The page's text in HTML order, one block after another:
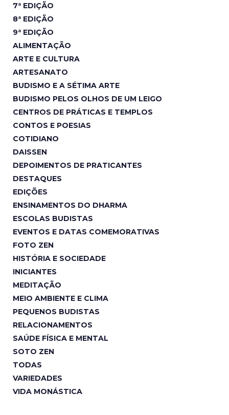
7ª EDIÇÃO
8ª EDIÇÃO
9ª EDIÇÃO
ALIMENTAÇÃO
ARTE E CULTURA
ARTESANATO
BUDISMO E A SÉTIMA ARTE
BUDISMO PELOS OLHOS DE UM LEIGO
CENTROS DE PRÁTICAS E TEMPLOS
CONTOS E POESIAS
COTIDIANO
DAISSEN
DEPOIMENTOS DE PRATICANTES
DESTAQUES
EDIÇÕES
ENSINAMENTOS DO DHARMA
ESCOLAS BUDISTAS
EVENTOS E DATAS COMEMORATIVAS
FOTO ZEN
HISTÓRIA E SOCIEDADE
INICIANTES
MEDITAÇÃO
MEIO AMBIENTE E CLIMA
PEQUENOS BUDISTAS
RELACIONAMENTOS
SAÚDE FÍSICA E MENTAL
SOTO ZEN
TODAS
VARIEDADES
VIDA MONÁSTICA